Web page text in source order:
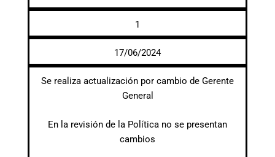
1
17/06/2024
Se realiza actualización por cambio de Gerente
General
En la revisión de la Política no se presentan
cambios